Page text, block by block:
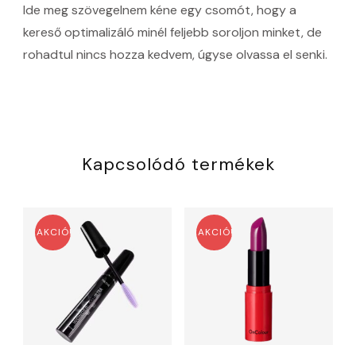
Ide meg szövegelnem kéne egy csomót, hogy a
kereső optimalizáló minél feljebb soroljon minket, de
rohadtul nincs hozza kedvem, úgyse olvassa el senki.
Kapcsolódó termékek
AKCIÓ! AKCIÓ!